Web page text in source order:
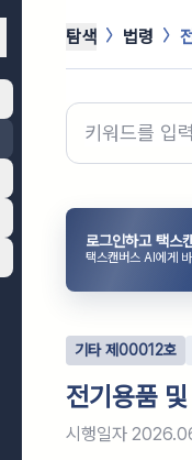
탐색 법령
로그인하고 택스
택스캔버스 AI에게
기타제 00012호
전기용품
시행일자